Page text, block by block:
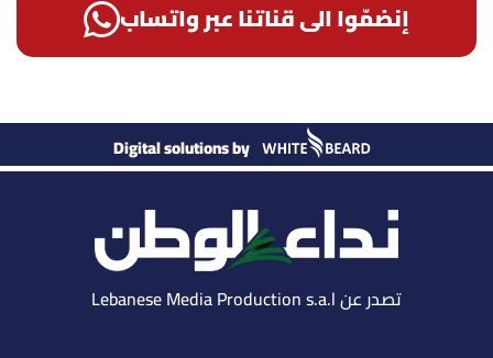
إنضمّوا الى قناتنا عبر واتساب
Digital solutions by
تصدر عن Lebanese Media Production s.a.l